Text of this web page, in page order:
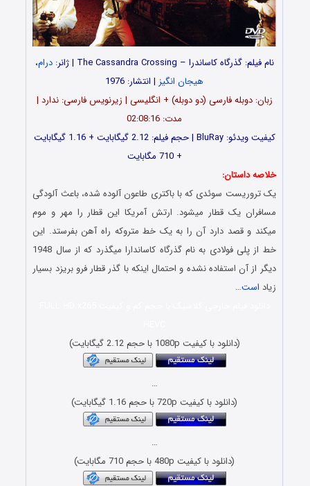
نام فیلم: گذرگاه کاساندرا – The Cassandra Crossing | ژانر: درام،
هیجان انگیز | انتشار: 1976
زبان: دوبله فارسی (دو دوبله) + انگلیسی | زیرنویس فارسی: ندارد |
مدت: 02:08:16
کیفیت ویدئو: BluRay | حجم فیلم: 2.12 گیگابایت + 1.16 گیگابایت
+ 710 مگابایت
خلاصه داستان:
یک تروریست سوئدی که با باکتری طاعون آلوده شده، باعث آلودگی
مسافران یک قطار میشود. ارتش آمریکا این قطار را مهر و موم
میکند و قصد دارد آن را به یک خط متروکه راه آهن بفرستد. این
خط از پلی فولادی به نام گذرگاه کاساندارا میگذرد که از سال 1948
دیگر از آن استفاده نشده و احتمال اینکه با گذر قطار فرو بریزد بسیار
زیاد است…
(دانلود با کیفیت 1080p با حجم 2.12 گیگابایت)
…
(دانلود با کیفیت 720p با حجم 1.16 گیگابایت)
…
(دانلود با کیفیت 480p با حجم 710 مگابایت)